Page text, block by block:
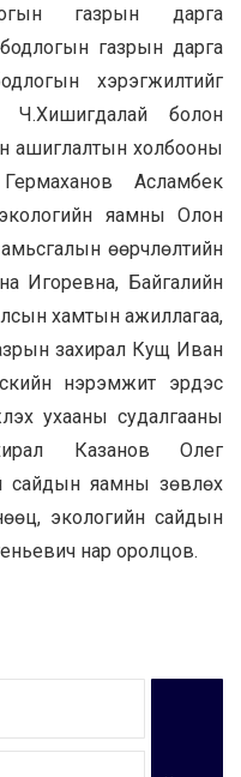
газрын дарга
газрын дарга
хэрэгжилтийг
Ч.Хишигдалай болон
ашиглалтын холбооны
Асламбек
яамны Олон
өөрчлөлтийн
Игоревна, Байгалийн
хамтын ажиллагаа,
захирал Кущ Иван
нэрэмжит эрдэс
ухааны судалгааны
Казанов Олег
сайдын яамны зөвлөх
экологийн сайдын
нар оролцов.